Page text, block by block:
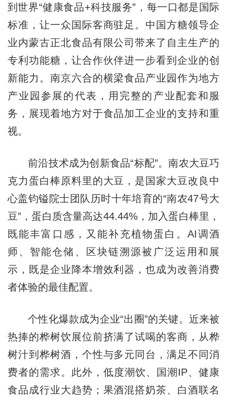
到世界“健康食品+科技服务”，每一口都是国际
标准，让一众国际客商驻足。中国方糖领导企
业内蒙古正北食品有限公司带来了自主生产的
专利功能糖，让合作伙伴进一步看到企业的创
新能力。南京六合的横梁食品产业园作为地方
产业园参展的代表，用完整的产业配套和服
务，展现着地方对于食品加工企业的支持和重
视。
前沿技术成为创新食品“标配”。南农大豆巧
克力蛋白棒原料里的大豆，是国家大豆改良中
心盖钧镒院士团队历时十年培育的“南农47号大
豆”，蛋白质含量高达44.44%，加入蛋白棒里，
既能丰富口感，又能补充植物蛋白。AI调酒
师、智能仓储、区块链溯源被广泛运用和展
示，既是企业降本增效利器，也成为改善消费
者体验的最佳配置。
个性化爆款成为企业“出圈”的关键。近来被
热捧的桦树饮展位前挤满了试喝的客商，从桦
树汁到桦树酒，个性与多元同台，满足不同消
费者的需求。此外，低度潮饮、国潮IP、健康
食品成行业大趋势；果酒混搭奶茶、白酒联名